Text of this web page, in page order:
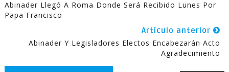
Abinader Llegó A Roma Donde Será Recibido Lunes Por
Papa Francisco
Artículo anterior
Abinader Y Legisladores Electos Encabezarán Acto
Agradecimiento